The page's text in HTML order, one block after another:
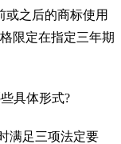
或之后的商标使用
限定在指定三年期
具体形式?
满足三项法定要